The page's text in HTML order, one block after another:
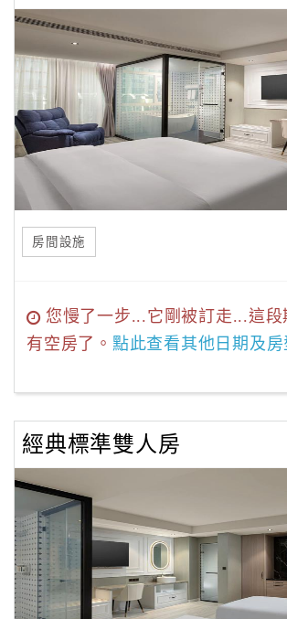
房間設施
您慢了一步...它剛被訂走...這段
有空房了。 點此查看其他日期及房
經典標準雙人房